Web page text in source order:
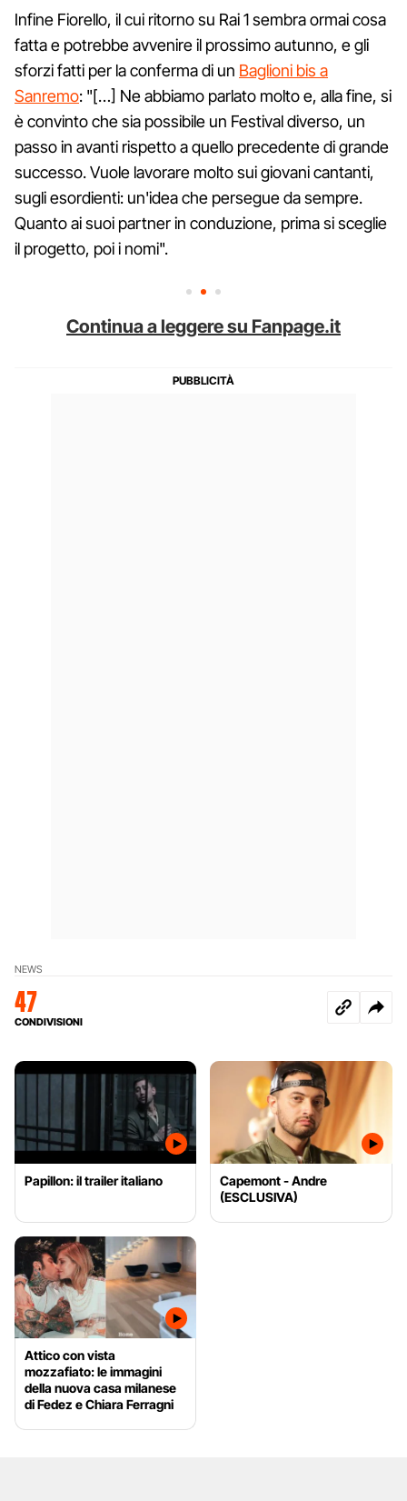
Infine Fiorello, il cui ritorno su Rai 1 sembra ormai cosa
fatta e potrebbe avvenire il prossimo autunno, e gli
sforzi fatti per la conferma di un Baglioni bis a
Sanremo: "[…] Ne abbiamo parlato molto e, alla fine, si
è convinto che sia possibile un Festival diverso, un
passo in avanti rispetto a quello precedente di grande
successo. Vuole lavorare molto sui giovani cantanti,
sugli esordienti: un'idea che persegue da sempre.
Quanto ai suoi partner in conduzione, prima si sceglie
il progetto, poi i nomi".
Continua a leggere su Fanpage.it
NEWS
47
CONDIVISIONI
Papillon: il trailer italiano
Capemont - Andre
(ESCLUSIVA)
Attico con vista
mozzafiato: le immagini
della nuova casa milanese
di Fedez e Chiara Ferragni